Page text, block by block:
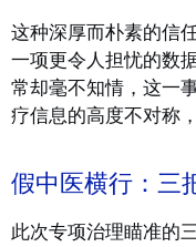
这种深厚而朴素的信
一项更令人担忧的数
常却毫不知情，这一
疗信息的高度不对称
假中医横行：三
此次专项治理瞄准的